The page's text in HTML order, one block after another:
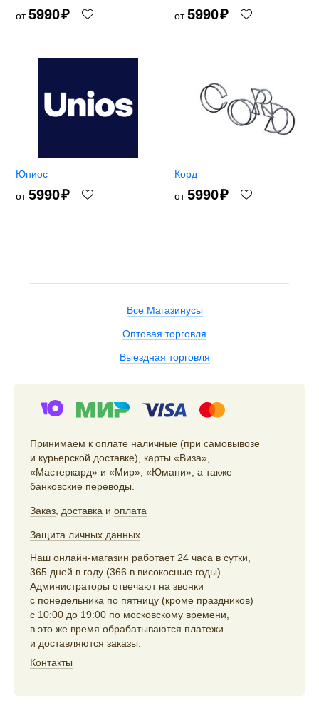
от5990₽
от5990₽
Юниос
от5990₽
Корд
от5990₽
Все Магазинусы
Оптовая торговля
Выездная торговля
Принимаем к оплате наличные (при самовывозе
и курьерской доставке), карты «Виза»,
«Мастеркард» и «Мир», «Юмани», а также
банковские переводы.
Заказ доставка и оплата
Защита личных данных
Наш онлайн-магазин работает 24 часа в сутки,
365 дней в году (366 в високосные годы).
Администраторы отвечают на звонки
с понедельника по пятницу (кроме праздников)
с 10:00 до 19:00 по московскому времени,
в это же время обрабатываются платежи
и доставляются заказы.
Контакты